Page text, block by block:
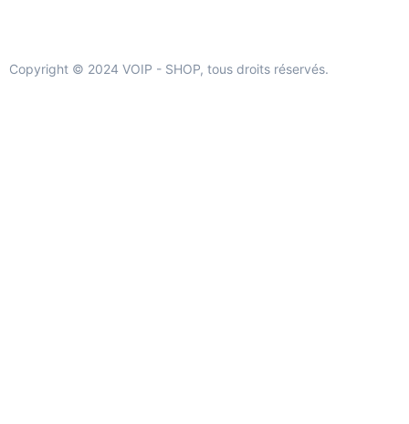
Copyright © 2024 VOIP - SHOP, tous droits réservés.